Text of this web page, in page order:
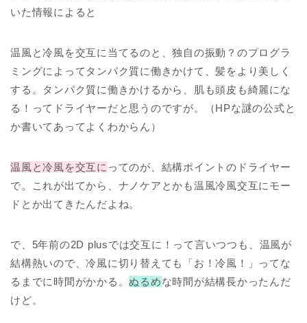
いた情報によると
温風と冷風を交互に当てるのと、独自の振動？のプログラ
ミングによってタンパク質に働きかけて、髪をより美しく
する。タンパク質に働きかけるから、肌も頭皮も綺麗にな
る！ってドライヤーだと思うのですが。（HPな謎の公式と
か書いてあってよくわからん）
温風と冷風を交互に ってのが、結構ポイントのドライヤー
で。これが出てから、ナノケアとかも温風冷風交互にモー
ドとか出てきたんだよね。
で、5年前の2D plusでは交互に！って言いつつも、温風が
結構熱いので、冷風に切り替えても「お！冷風！」ってな
るまでに時間がかかる。ぬるめな時間が結構長かったんだ
けど。